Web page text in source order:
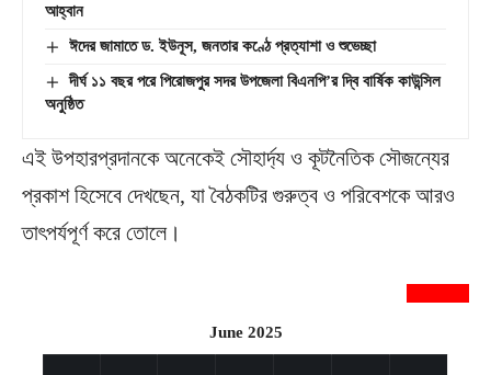
আহ্বান
ঈদের জামাতে ড. ইউনূস, জনতার কণ্ঠে প্রত্যাশা ও শুভেচ্ছা
দীর্ঘ ১১ বছর পরে পিরোজপুর সদর উপজেলা বিএনপি’র দ্বি বার্ষিক কাউন্সিল
অনুষ্ঠিত
এই উপহারপ্রদানকে অনেকেই সৌহার্দ্য ও কূটনৈতিক সৌজন্যের
প্রকাশ হিসেবে দেখছেন, যা বৈঠকটির গুরুত্ব ও পরিবেশকে আরও
তাৎপর্যপূর্ণ করে তোলে।
June 2025